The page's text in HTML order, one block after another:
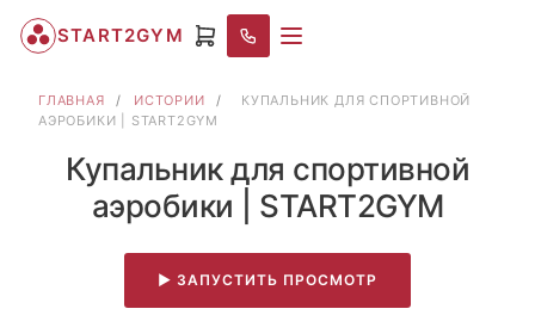
START2GYM
ГЛАВНАЯ / ИСТОРИИ /
КУПАЛЬНИК ДЛЯ СПОРТИВНОЙ
АЭРОБИКИ | START2GYM
Купальник для спортивной
аэробики | START2GYM
▶ ЗАПУСТИТЬ ПРОСМОТР